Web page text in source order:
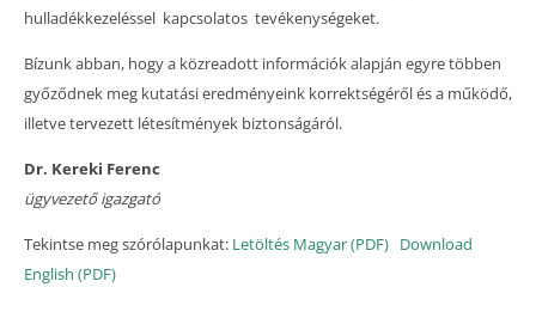
hulladékkezeléssel kapcsolatos tevékenységeket.
Bízunk abban, hogy a közreadott információk alapján egyre többen
győződnek meg kutatási eredményeink korrektségéről és a működő,
illetve tervezett létesítmények biztonságáról.
Dr. Kereki Ferenc
ügyvezető igazgató
Tekintse meg szórólapunkat: Letöltés Magyar (PDF) Download
English (PDF)